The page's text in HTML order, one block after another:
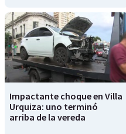
Impactante choque en Villa
Urquiza: uno terminó
arriba de la vereda